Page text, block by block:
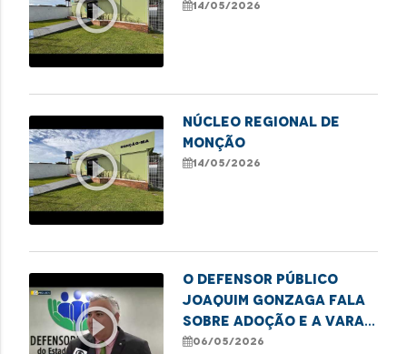
play_circle_outline 14/05/2026
play_circle_outline
NÚCLEO REGIONAL DE
MONÇÃO
14/05/2026
play_circle_outline
O defensor público
Joaquim Gonzaga fala
sobre adoção e a Vara
da Infância e Juventude
06/05/2026